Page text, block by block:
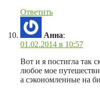
Ответить
Анна:
01.02.2014 в 10:57
Вот и я постигла так
любое мое
а сэкономленные на